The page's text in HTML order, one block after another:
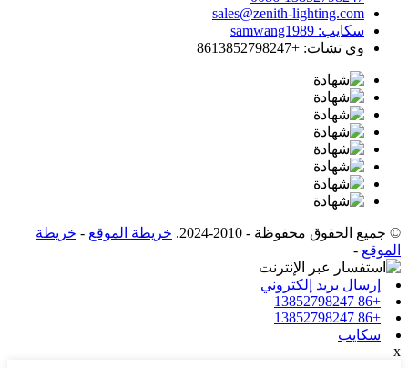
sales@zenith-lighting.com
سكايب: samwang1989
وي تشات: +8613852798247
© جميع الحقوق محفوظة - 2010-2024. خريطة الموقع - خريطة
الموقع -
إرسال بريد إلكتروني
+86 13852798247
+86 13852798247
سكايب
x